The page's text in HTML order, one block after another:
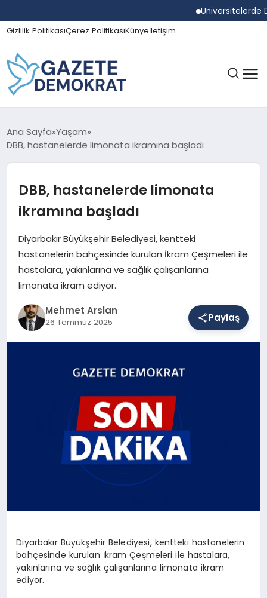
Üniversitelerde
Gizlilik PolitikasıÇerez PolitikasıKünyeİletişim
GÜNDEM
SPOR
SAĞLIK
Ana Sayfa Yaşam
DBB, hastanelerde limonata ikramına başladı
DBB, hastanelerde limonata
ikramına başladı
Diyarbakır Büyükşehir Belediyesi, kentteki
hastanelerin bahçesinde kurulan İkram Çeşmeleri ile
hastalara, yakınlarına ve sağlık çalışanlarına
limonata ikram ediyor.
Mehmet Arslan
26 Temmuz 2025 Paylaş
Diyarbakır Büyükşehir Belediyesi, kentteki hastanelerin
bahçesinde kurulan İkram Çeşmeleri ile hastalara,
yakınlarına ve sağlık çalışanlarına limonata ikram
ediyor.